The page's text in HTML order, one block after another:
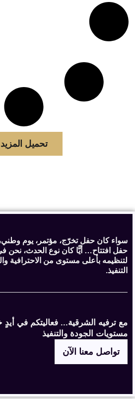
تحميل المزيد
سواء كان حفل تخرّج، مؤتمر، يوم
حفل افتتاح… أيًّا كان نوع الحدث، نحن
لتنظيمه بأعلى مستوى من الاحترافية
التنفيذ.
مع ترفيه الشرقية... فعاليتكم في
مستويات الجودة والتنفيذ
تواصل معنا الآن